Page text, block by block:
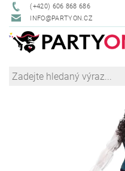
(+420) 606 868 686
INFO@PARTYON.CZ